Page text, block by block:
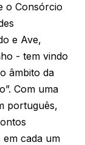
o Consórcio
e Ave,
- tem vindo
âmbito da
Com uma
português,
em cada um